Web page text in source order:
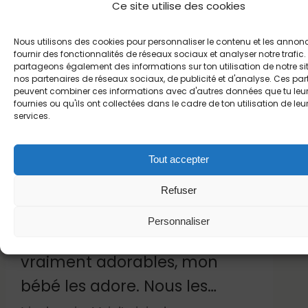
Ce site utilise des cookies
Nous utilisons des cookies pour personnaliser le contenu et les
fournir des fonctionnalités de réseaux sociaux et analyser notre trafic.
partageons également des informations sur ton utilisation de notre
nos partenaires de réseaux sociaux, de publicité et d'analyse. Ces
peuvent combiner ces informations avec d'autres données que tu
fournies ou qu'ils ont collectées dans le cadre de ton utilisation de
services.
Tout accepter
Refuser
Personnaliser
Trier :
Les plus pertinents
Les plus récents
★★★★★
D.
mai
ACHETEUR
—
vraiment adorables, mon
bébé les adore. Nous les